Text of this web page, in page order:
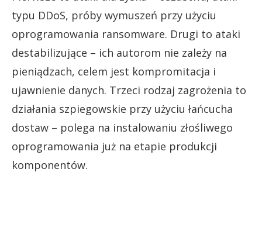
typu DDoS, próby wymuszeń przy użyciu
oprogramowania ransomware. Drugi to ataki
destabilizujące – ich autorom nie zależy na
pieniądzach, celem jest kompromitacja i
ujawnienie danych. Trzeci rodzaj zagrożenia to
działania szpiegowskie przy użyciu łańcucha
dostaw – polega na instalowaniu złośliwego
oprogramowania już na etapie produkcji
komponentów.